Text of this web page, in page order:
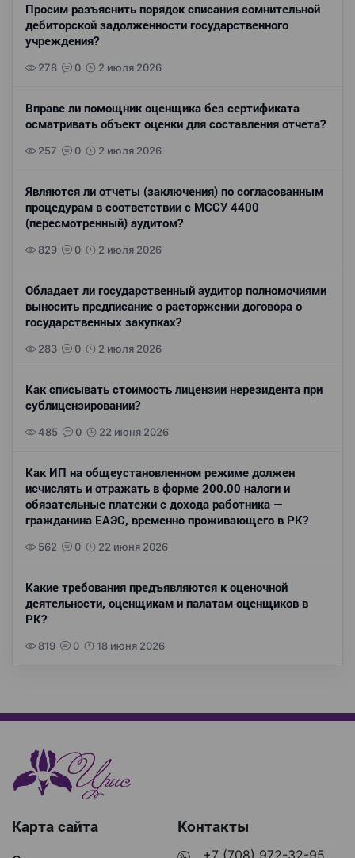
Просим разъяснить порядок списания сомнительной
дебиторской задолженности государственного
учреждения?
278 0 2 июля 2026
Вправе ли помощник оценщика без сертификата
осматривать объект оценки для составления отчета?
257 0 2 июля 2026
Являются ли отчеты (заключения) по согласованным
процедурам в соответствии с МССУ 4400
(пересмотренный) аудитом?
829 0 2 июля 2026
Обладает ли государственный аудитор полномочиями
выносить предписание о расторжении договора о
государственных закупках?
283 0 2 июля 2026
Как списывать стоимость лицензии нерезидента при
сублицензировании?
485 0 22 июня 2026
Как ИП на общеустановленном режиме должен
исчислять и отражать в форме 200.00 налоги и
обязательные платежи с дохода работника —
гражданина ЕАЭС, временно проживающего в РК?
562 0 22 июня 2026
Какие требования предъявляются к оценочной
деятельности, оценщикам и палатам оценщиков в
РК?
819 0 18 июня 2026
Карта сайта Контакты